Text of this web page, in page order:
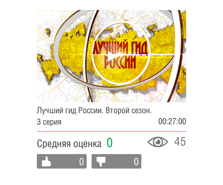
Лучший гид России. Второй сезон.
3 серия
00:27:00
Средняя оценка 0 45
0 0